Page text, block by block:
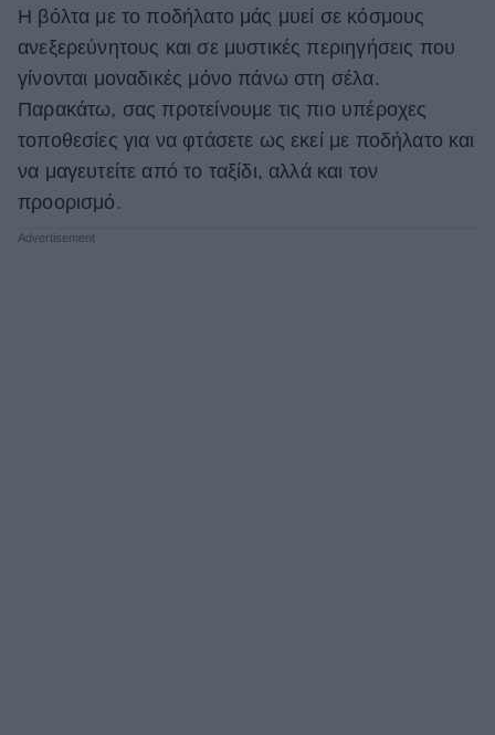
Green
Αφιερώματα
ΒΟΞ
Χωρίς Ταμπέλες
Η βόλτα με το ποδήλατο μάς μυεί σε κόσμους
ανεξερεύνητους και σε μυστικές περιηγήσεις που
γίνονται μοναδικές μόνο πάνω στη σέλα.
Παρακάτω, σας προτείνουμε τις πιο υπέροχες
τοποθεσίες για να φτάσετε ως εκεί με ποδήλατο και
να μαγευτείτε από το ταξίδι, αλλά και τον
προορισμό.